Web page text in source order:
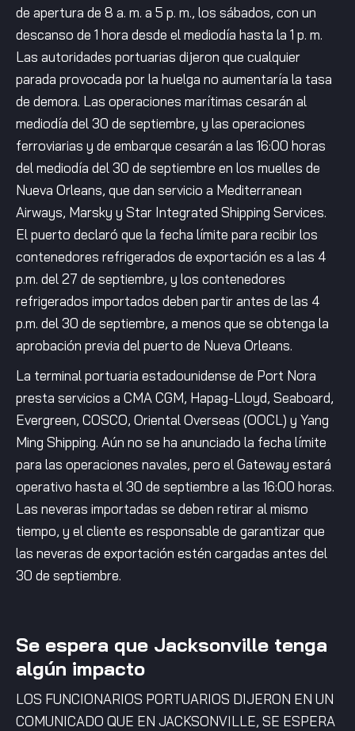
de apertura de 8 a. m. a 5 p. m., los sábados, con un
descanso de 1 hora desde el mediodía hasta la 1 p. m.
Las autoridades portuarias dijeron que cualquier
parada provocada por la huelga no aumentaría la tasa
de demora. Las operaciones marítimas cesarán al
mediodía del 30 de septiembre, y las operaciones
ferroviarias y de embarque cesarán a las 16:00 horas
del mediodía del 30 de septiembre en los muelles de
Nueva Orleans, que dan servicio a Mediterranean
Airways, Marsky y Star Integrated Shipping Services.
El puerto declaró que la fecha límite para recibir los
contenedores refrigerados de exportación es a las 4
p.m. del 27 de septiembre, y los contenedores
refrigerados importados deben partir antes de las 4
p.m. del 30 de septiembre, a menos que se obtenga la
aprobación previa del puerto de Nueva Orleans.
La terminal portuaria estadounidense de Port Nora
presta servicios a CMA CGM, Hapag-Lloyd, Seaboard,
Evergreen, COSCO, Oriental Overseas (OOCL) y Yang
Ming Shipping. Aún no se ha anunciado la fecha límite
para las operaciones navales, pero el Gateway estará
operativo hasta el 30 de septiembre a las 16:00 horas.
Las neveras importadas se deben retirar al mismo
tiempo, y el cliente es responsable de garantizar que
las neveras de exportación estén cargadas antes del
30 de septiembre.
Se espera que Jacksonville tenga
algún impacto
LOS FUNCIONARIOS PORTUARIOS DIJERON EN UN
COMUNICADO QUE EN JACKSONVILLE, SE ESPERA